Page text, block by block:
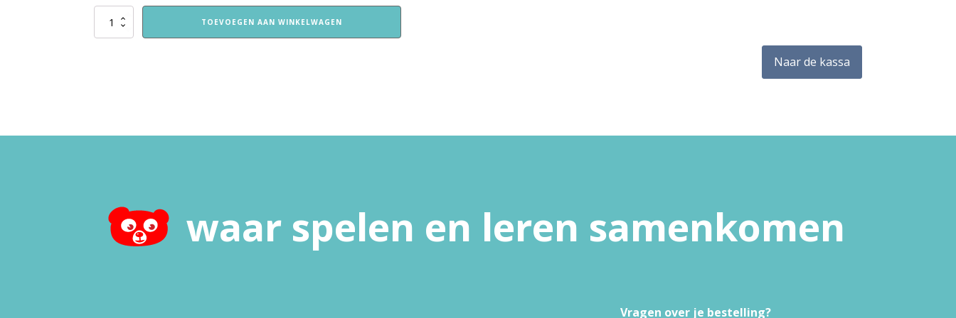
Zoek
TOEVOEGEN AAN WINKELWAGEN
Naar de kassa
waar spelen en leren samenkomen
Vragen over je bestelling?